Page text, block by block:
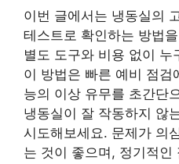
이번 글에서는 냉동실의
테스트로 확인하는 방법
별도 도구와 비용 없이
이 방법은 빠른 예비 점검
능의 이상 유무를 초간단
냉동실이 잘 작동하지 않
시도해보세요. 문제가 의
는 것이 좋으며, 정기적인